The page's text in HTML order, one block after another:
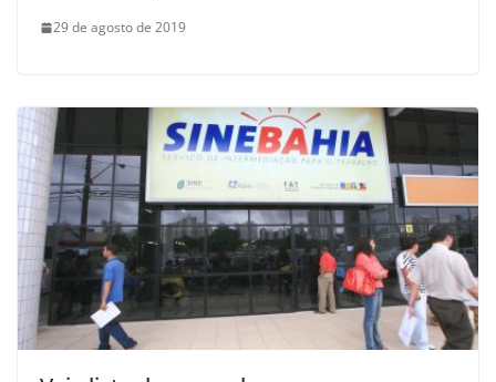
29 de agosto de 2019